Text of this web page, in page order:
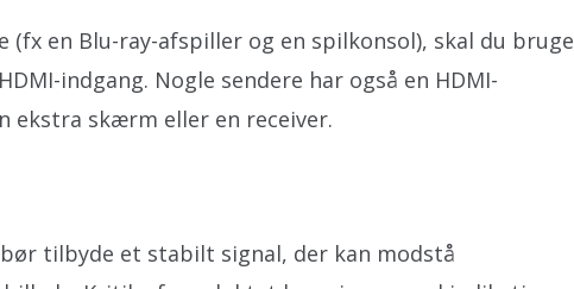
(fx en Blu-ray-afspiller og en spilkonsol), skal du bruge
indgang. Nogle sendere har også en HDMI-
ekstra skærm eller en receiver.
tilbyde et stabilt signal, der kan modstå